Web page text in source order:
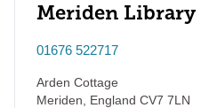
Meriden Library
01676 522717
Arden Cottage
Meriden
England CV7 7LN